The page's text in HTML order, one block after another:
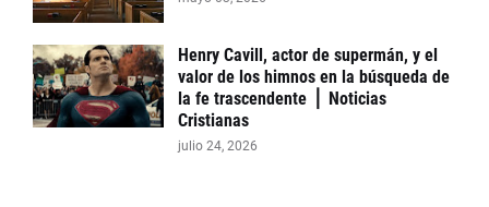
Henry Cavill, actor de supermán, y el
valor de los himnos en la búsqueda de
la fe trascendente ⎪ Noticias
Cristianas
julio 24, 2026